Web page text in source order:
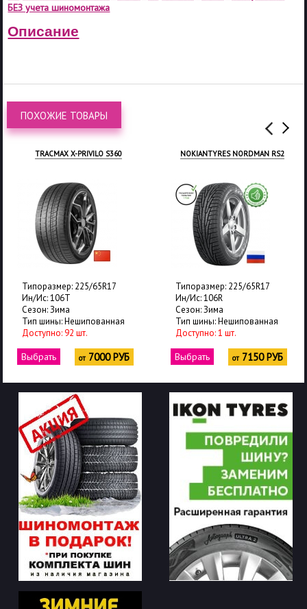
БЕЗ учета шиномонтажа
Описание
ПОХОЖИЕ ТОВАРЫ
TRACMAX X-PRIVILO S360
Типоразмер: 225/65R17
Ин/Ис: 106T
Сезон: Зима
Тип шины: Нешипованная
Доступно: 92 шт.
Выбрать от7000 РУБ
NOKIANTYRES NORDMAN RS2
Типоразмер: 225/65R17
Ин/Ис: 106R
Сезон: Зима
Тип шины: Нешипованная
Доступно: 1 шт.
Выбрать от7150 РУБ